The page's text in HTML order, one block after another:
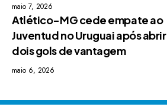
maio 7, 2026
Atlético-MG cede empate ao
Juventud no Uruguai após abrir
dois gols de vantagem
maio 6, 2026